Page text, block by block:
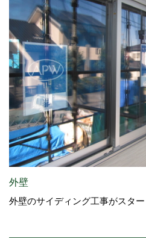
外壁
外壁のサイディング工事がスター